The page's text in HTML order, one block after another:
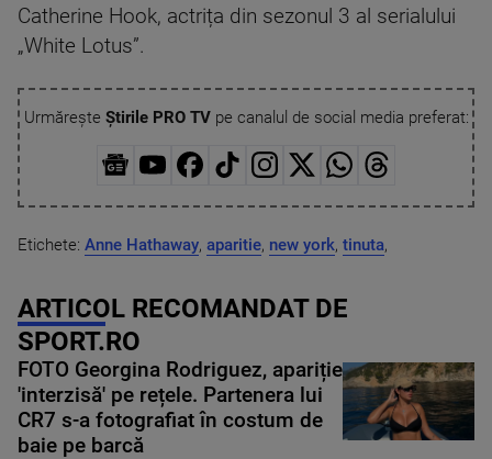
Catherine Hook, actrița din sezonul 3 al serialului
„White Lotus”.
Urmărește Știrile PRO TVpe canalul de social media preferat:
Etichete: Anne Hathaway, aparitie, new york, tinuta,
ARTICOL RECOMANDAT DE
SPORT.RO
FOTO Georgina Rodriguez, apariție
'interzisă' pe rețele. Partenera lui
CR7 s-a fotografiat în costum de
baie pe barcă